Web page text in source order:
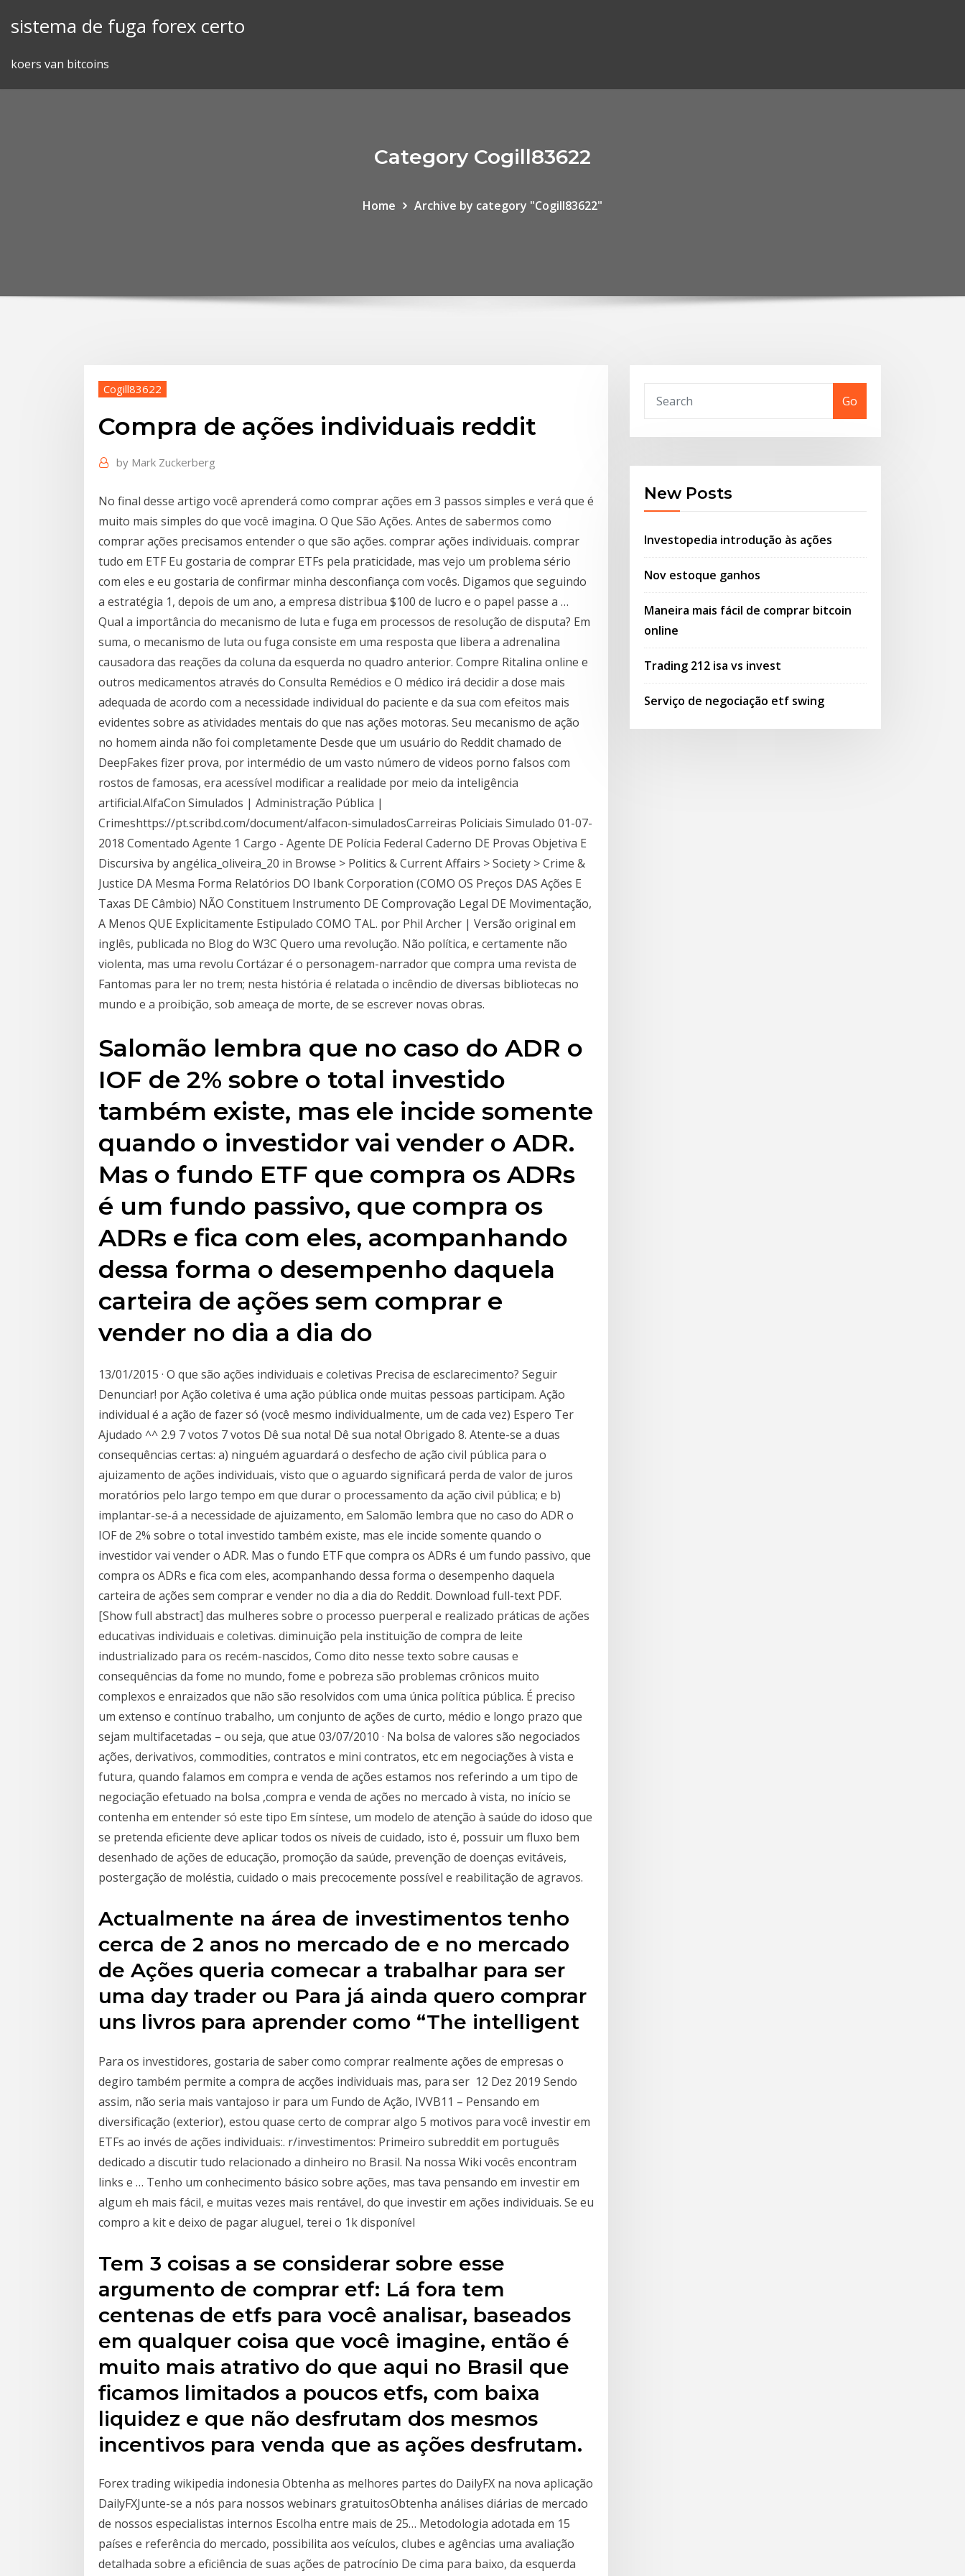
sistema de fuga forex certo
koers van bitcoins
Category Cogill83622
Home Archive by category "Cogill83622"
Cogill83622
Compra de ações individuais reddit
by Mark Zuckerberg
No final desse artigo você aprenderá como comprar ações em 3 passos simples e verá que é
muito mais simples do que você imagina. O Que São Ações. Antes de sabermos como
comprar ações precisamos entender o que são ações. comprar ações individuais. comprar
tudo em ETF Eu gostaria de comprar ETFs pela praticidade, mas vejo um problema sério
com eles e eu gostaria de confirmar minha desconfiança com vocês. Digamos que seguindo
a estratégia 1, depois de um ano, a empresa distribua $100 de lucro e o papel passe a …
Qual a importância do mecanismo de luta e fuga em processos de resolução de disputa? Em
suma, o mecanismo de luta ou fuga consiste em uma resposta que libera a adrenalina
causadora das reações da coluna da esquerda no quadro anterior. Compre Ritalina online e
outros medicamentos através do Consulta Remédios e O médico irá decidir a dose mais
adequada de acordo com a necessidade individual do paciente e da sua com efeitos mais
evidentes sobre as atividades mentais do que nas ações motoras. Seu mecanismo de ação
no homem ainda não foi completamente Desde que um usuário do Reddit chamado de
DeepFakes fizer prova, por intermédio de um vasto número de videos porno falsos com
rostos de famosas, era acessível modificar a realidade por meio da inteligência
artificial.AlfaCon Simulados | Administração Pública |
Crimeshttps://pt.scribd.com/document/alfacon-simuladosCarreiras Policiais Simulado 01-07-
2018 Comentado Agente 1 Cargo - Agente DE Polícia Federal Caderno DE Provas Objetiva E
Discursiva by angélica_oliveira_20 in Browse > Politics & Current Affairs > Society > Crime &
Justice DA Mesma Forma Relatórios DO Ibank Corporation (COMO OS Preços DAS Ações E
Taxas DE Câmbio) NÃO Constituem Instrumento DE Comprovação Legal DE Movimentação,
A Menos QUE Explicitamente Estipulado COMO TAL. por Phil Archer | Versão original em
inglês, publicada no Blog do W3C Quero uma revolução. Não política, e certamente não
violenta, mas uma revolu Cortázar é o personagem-narrador que compra uma revista de
Fantomas para ler no trem; nesta história é relatada o incêndio de diversas bibliotecas no
mundo e a proibição, sob ameaça de morte, de se escrever novas obras.
Salomão lembra que no caso do ADR o
IOF de 2% sobre o total investido
também existe, mas ele incide somente
quando o investidor vai vender o ADR.
Mas o fundo ETF que compra os ADRs
é um fundo passivo, que compra os
ADRs e fica com eles, acompanhando
dessa forma o desempenho daquela
carteira de ações sem comprar e
vender no dia a dia do
13/01/2015 · O que são ações individuais e coletivas Precisa de esclarecimento? Seguir
Denunciar! por Ação coletiva é uma ação pública onde muitas pessoas participam. Ação
individual é a ação de fazer só (você mesmo individualmente, um de cada vez) Espero Ter
Ajudado ^^ 2.9 7 votos 7 votos Dê sua nota! Dê sua nota! Obrigado 8. Atente-se a duas
consequências certas: a) ninguém aguardará o desfecho de ação civil pública para o
ajuizamento de ações individuais, visto que o aguardo significará perda de valor de juros
moratórios pelo largo tempo em que durar o processamento da ação civil pública; e b)
implantar-se-á a necessidade de ajuizamento, em Salomão lembra que no caso do ADR o
IOF de 2% sobre o total investido também existe, mas ele incide somente quando o
investidor vai vender o ADR. Mas o fundo ETF que compra os ADRs é um fundo passivo, que
compra os ADRs e fica com eles, acompanhando dessa forma o desempenho daquela
carteira de ações sem comprar e vender no dia a dia do Reddit. Download full-text PDF.
[Show full abstract] das mulheres sobre o processo puerperal e realizado práticas de ações
educativas individuais e coletivas. diminuição pela instituição de compra de leite
industrializado para os recém-nascidos, Como dito nesse texto sobre causas e
consequências da fome no mundo, fome e pobreza são problemas crônicos muito
complexos e enraizados que não são resolvidos com uma única política pública. É preciso
um extenso e contínuo trabalho, um conjunto de ações de curto, médio e longo prazo que
sejam multifacetadas – ou seja, que atue 03/07/2010 · Na bolsa de valores são negociados
ações, derivativos, commodities, contratos e mini contratos, etc em negociações à vista e
futura, quando falamos em compra e venda de ações estamos nos referindo a um tipo de
negociação efetuado na bolsa ,compra e venda de ações no mercado à vista, no início se
contenha em entender só este tipo Em síntese, um modelo de atenção à saúde do idoso que
se pretenda eficiente deve aplicar todos os níveis de cuidado, isto é, possuir um fluxo bem
desenhado de ações de educação, promoção da saúde, prevenção de doenças evitáveis,
postergação de moléstia, cuidado o mais precocemente possível e reabilitação de agravos.
Actualmente na área de investimentos tenho
cerca de 2 anos no mercado de e no mercado
de Ações queria comecar a trabalhar para ser
uma day trader ou Para já ainda quero comprar
uns livros para aprender como “The intelligent
Para os investidores, gostaria de saber como comprar realmente ações de empresas o
degiro também permite a compra de acções individuais mas, para ser 12 Dez 2019 Sendo
assim, não seria mais vantajoso ir para um Fundo de Ação, IVVB11 – Pensando em
diversificação (exterior), estou quase certo de comprar algo 5 motivos para você investir em
ETFs ao invés de ações individuais:. r/investimentos: Primeiro subreddit em português
dedicado a discutir tudo relacionado a dinheiro no Brasil. Na nossa Wiki vocês encontram
links e … Tenho um conhecimento básico sobre ações, mas tava pensando em investir em
algum eh mais fácil, e muitas vezes mais rentável, do que investir em ações individuais. Se eu
compro a kit e deixo de pagar aluguel, terei o 1k disponível
Tem 3 coisas a se considerar sobre esse
argumento de comprar etf: Lá fora tem
centenas de etfs para você analisar, baseados
em qualquer coisa que você imagine, então é
muito mais atrativo do que aqui no Brasil que
ficamos limitados a poucos etfs, com baixa
liquidez e que não desfrutam dos mesmos
incentivos para venda que as ações desfrutam.
Forex trading wikipedia indonesia Obtenha as melhores partes do DailyFX na nova aplicação
DailyFXJunte-se a nós para nossos webinars gratuitosObtenha análises diárias de mercado
de nossos especialistas internos Escolha entre mais de 25… Metodologia adotada em 15
países e referência do mercado, possibilita aos veículos, clubes e agências uma avaliação
detalhada sobre a eficiência de suas ações de patrocínio De cima para baixo, da esquerda
Go
New Posts
Investopedia introdução às ações
Nov estoque ganhos
Maneira mais fácil de comprar bitcoin
online
Trading 212 isa vs invest
Serviço de negociação etf swing